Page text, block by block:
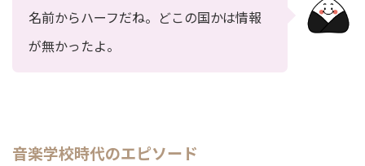
名前からハーフだね。どこの国かは情報
が無かったよ。
音楽学校時代のエピソード